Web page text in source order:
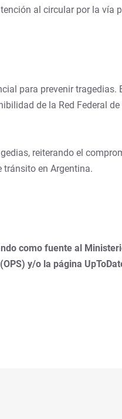
al circular por la vía
para prevenir tragedias.
de la Red Federal
reiterando el
en Argentina.
como fuente al
y/o la página